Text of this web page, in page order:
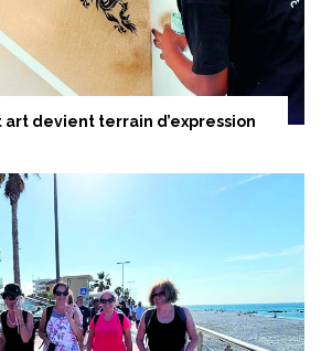
devient terrain d’expression